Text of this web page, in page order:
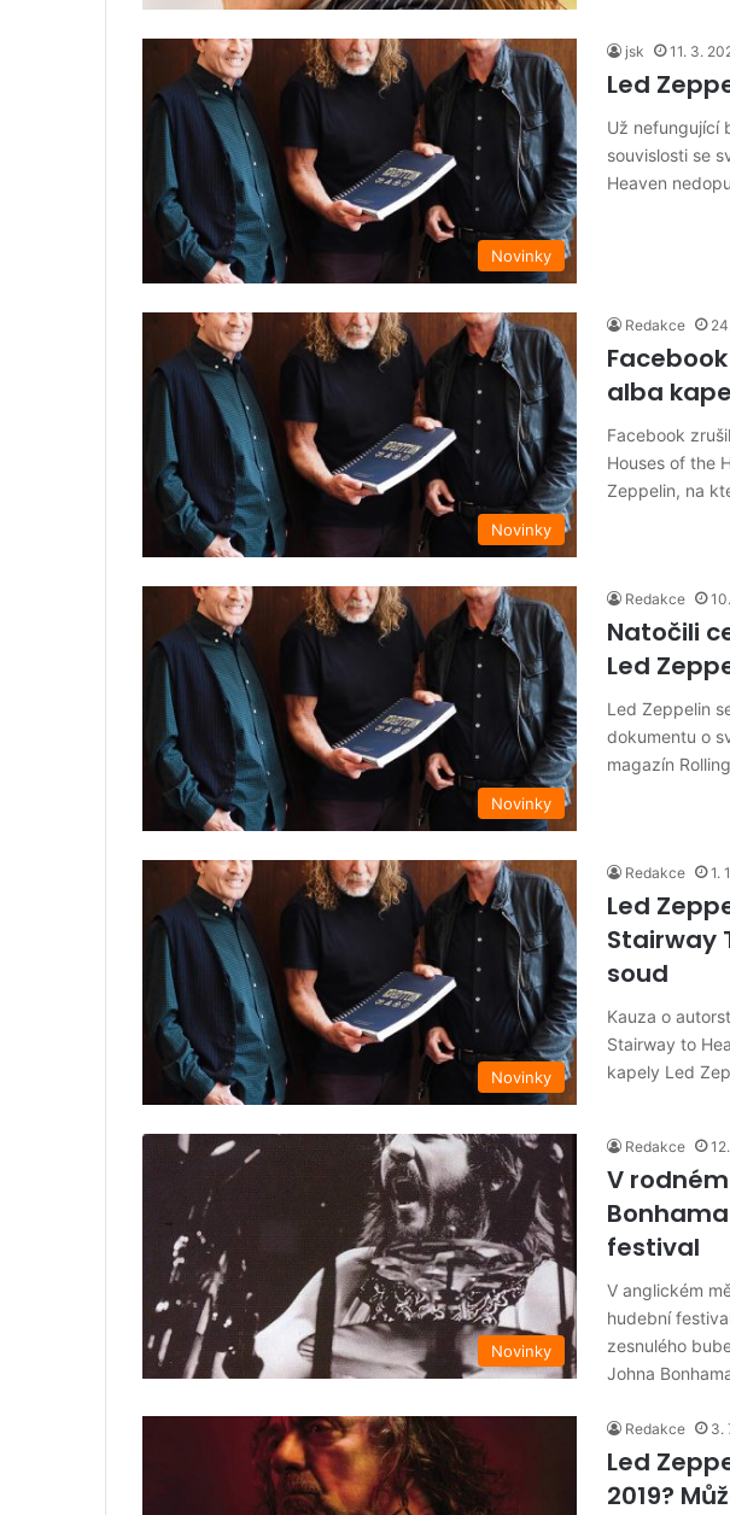
Novinky
jsk 11. 3.
Led
Už nefungující
souvislosti se
Heaven
Novinky
Redakce
alba
Facebook
Houses of the
Zeppelin, na
Novinky
Redakce
Natočili
Led
Led Zeppelin
dokumentu o
magazín
Novinky
Redakce 1.
Led
Stairway
soud
Kauza o
Stairway to
kapely Led
Novinky
Redakce
V
festival
V anglickém
hudební
zesnulého
Johna
Redakce 3.
Led
2019?